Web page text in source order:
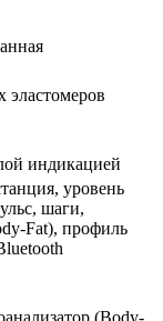
эластомеров
индикацией
уровень
шаги,
Fat), профиль
(Body-